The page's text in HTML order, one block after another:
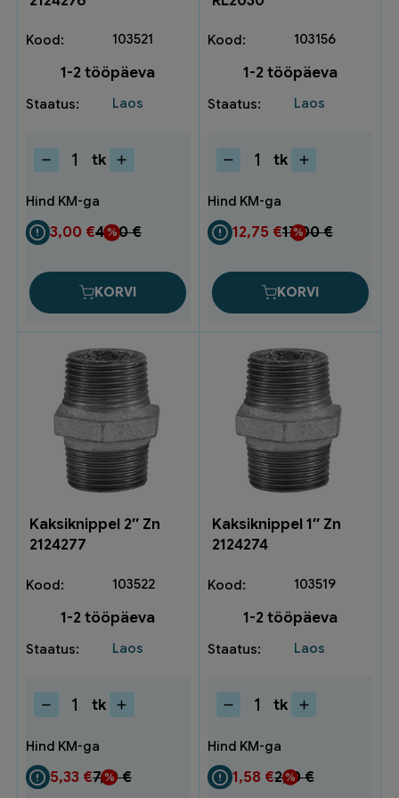
103521
1-2 tööpäeva
Laos
Kaksiknippel
Zn
2124276
kogus
tk
4,00€
3,00 €
KORVI
103156
1-2 tööpäeva
Laos
Kontrollluuk
RL2030
kogus
tk
17,00€
12,75 €
KORVI
Kaksiknippel 2″ Zn
2124277
103522
1-2 tööpäeva
Laos
Kaksiknippel
Zn
2124277
tk
7,10€
5,33 €
Kaksiknippel 1″ Zn
2124274
103519
1-2 tööpäeva
Laos
Kaksiknippel
Zn
2124274
tk
2,10€
1,58 €